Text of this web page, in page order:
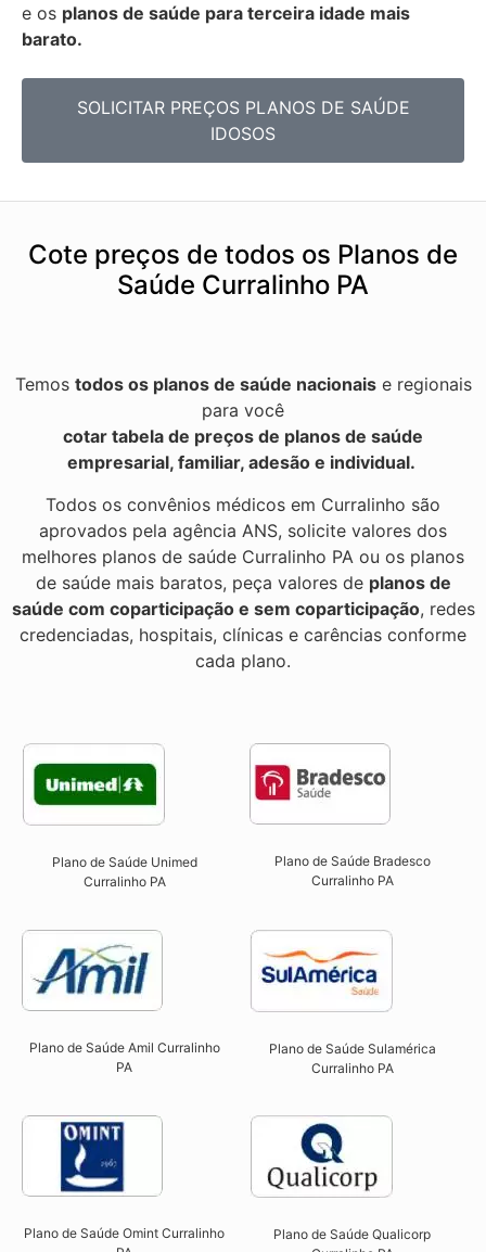
e os planos de saúde para terceira idade mais
barato.
SOLICITAR PREÇOS PLANOS DE SAÚDE
IDOSOS
Cote preços de todos os Planos de
Saúde Curralinho PA
Temos todos os planos de saúde nacionaise regionais
para você
cotar tabela de preços de planos de saúde
empresarial, familiar, adesão e individual.
Todos os convênios médicos em Curralinho são
aprovados pela agência ANS, solicite valores dos
melhores planos de saúde Curralinho PA ou os planos
de saúde mais baratos, peça valores de planos de
saúde com coparticipação e sem coparticipação, redes
credenciadas, hospitais, clínicas e carências conforme
cada plano.
Plano de Saúde Unimed
Curralinho PA
Plano de Saúde Bradesco
Curralinho PA
Plano de Saúde Amil Curralinho
PA
Plano de Saúde Sulamérica
Curralinho PA
Plano de Saúde Omint Curralinho
Plano de Saúde Qualicorp